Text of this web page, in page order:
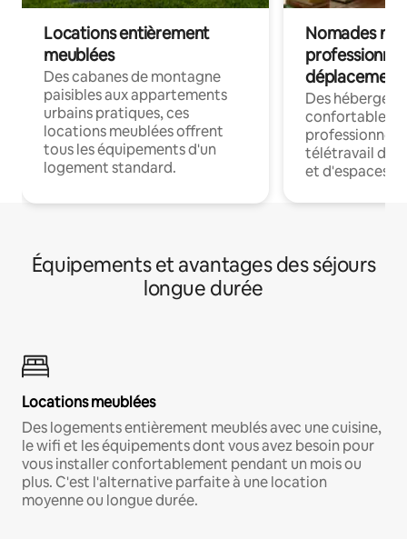
Locations entièrement
meublées
Des cabanes de montagne
paisibles aux appartements
urbains pratiques, ces
locations meublées offrent
tous les équipements d'un
logement standard.
Nomades
déplacement
Des
confortables
professionnels
télétravail
et d'espaces
Équipements et avantages des séjours
longue durée
Locations meublées
Des logements entièrement meublés avec une cuisine,
le wifi et les équipements dont vous avez besoin pour
vous installer confortablement pendant un mois ou
plus. C'est l'alternative parfaite à une location
moyenne ou longue durée.